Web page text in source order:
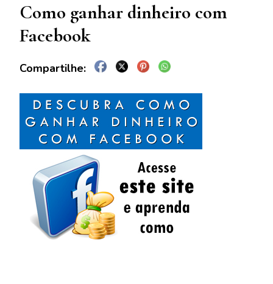
Como ganhar dinheiro com
Facebook